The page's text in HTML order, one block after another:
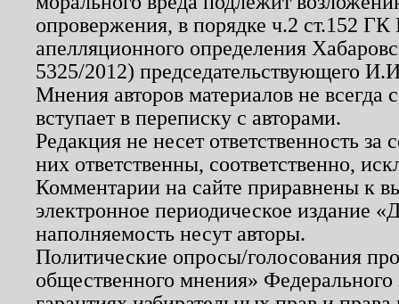
опровержения, в порядке ч.2 ст.152
апелляционного определения
5325/2012) председательствующего
Мнения авторов материалов не
вступает в переписку с авторами.
Редакция не несет ответственность
них ответственны, соответственно,
Комментарии на сайте приравнены к
электронное периодическое издание
наполняемость несут авторы.
Политические опросы/голосования
общественного мнения»